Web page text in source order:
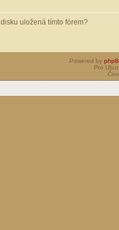
uložená tímto fórem?
Powered by
Pro